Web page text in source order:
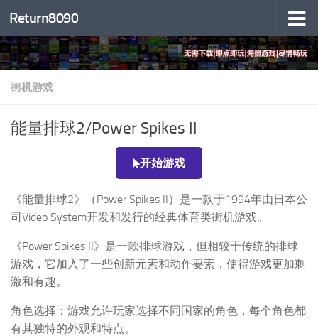
跳至内容
Return8090
街机游戏
能量排球2/Power Spikes II
开始游戏
《能量排球2》（Power Spikes II）是一款于1994年由日本公
司Video System开发和发行的经典体育类街机游戏。
《Power Spikes II》是一款排球游戏，但相较于传统的排球
游戏，它加入了一些创新元素和动作要素，使得游戏更加刺
激和有趣。
角色选择：游戏允许玩家选择不同国家的角色，每个角色都
有其独特的外观和特点。